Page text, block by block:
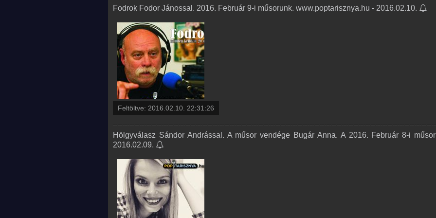
Fodrok Fodor Jánossal. 2016. Február 9-i műsorunk. www.poptarisznya.hu - 2016.02.10.
Feltöltve: 2016.02.10. 22:31:26
Hölgyválasz Sándor Andrással. A műsor vendége Bugár Anna. A 2016. Február 8-i
2016.02.09.